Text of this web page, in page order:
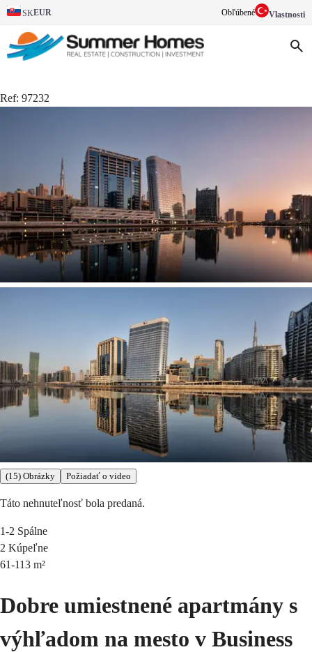
SKEUR Obľúbené Vlastnosti
Ref: 97232
(15) Obrázky Požiadať o video
Táto nehnuteľnosť bola predaná.
1-2 Spálne
2 Kúpeľne
61-113 m²
Dobre umiestnené apartmány s
výhľadom na mesto v Business